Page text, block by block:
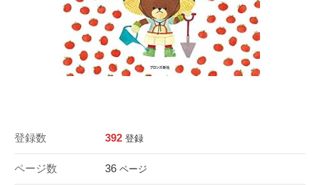
登録数 392 登録
ページ数 36 ページ